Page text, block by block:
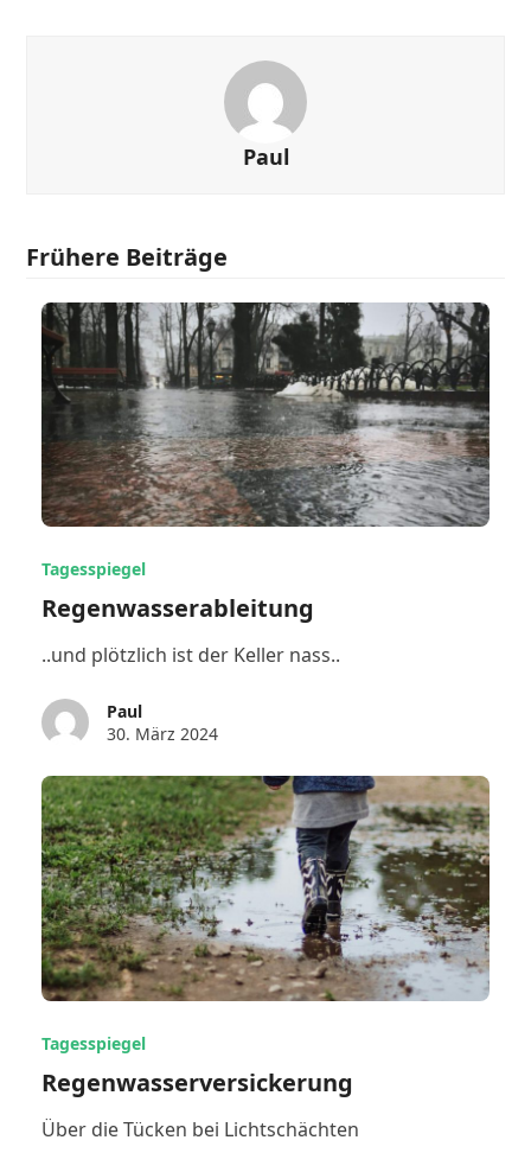
Paul
Frühere Beiträge
Tagesspiegel
Regenwasserableitung
..und plötzlich ist der Keller nass..
Paul
30. März 2024
Tagesspiegel
Regenwasserversickerung
Über die Tücken bei Lichtschächten